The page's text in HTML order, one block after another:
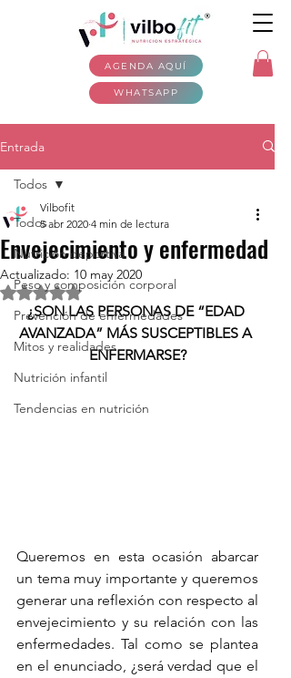
WHATSAPP
AGENDA AQUÍ
Entrada
Todos
Nutrición deportiva
Peso y composición corporal
Prevención de enfermedades
Mitos y realidades
Nutrición infantil
Tendencias en nutrición
Todos
Envejecimiento y enfermedad
Vilbofit
5 abr 2020 4 min de lectura
Actualizado: 10 may 2020
Obtuvo NaN de 5 estrellas.
¿SON LAS PERSONAS DE “EDAD
AVANZADA” MÁS SUSCEPTIBLES A
ENFERMARSE?
Queremos en esta ocasión abarcar
un tema muy importante y queremos
generar una reflexión con respecto al
envejecimiento y su relación con las
enfermedades. Tal como se plantea
en el enunciado, ¿será verdad que el